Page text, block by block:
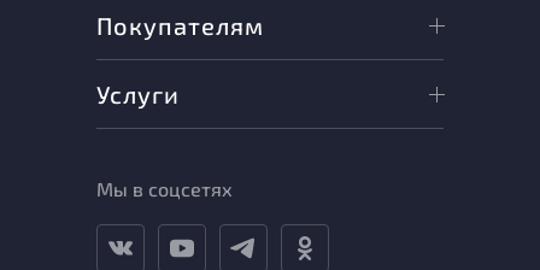
Покупателям
Услуги
Мы в соцсетях